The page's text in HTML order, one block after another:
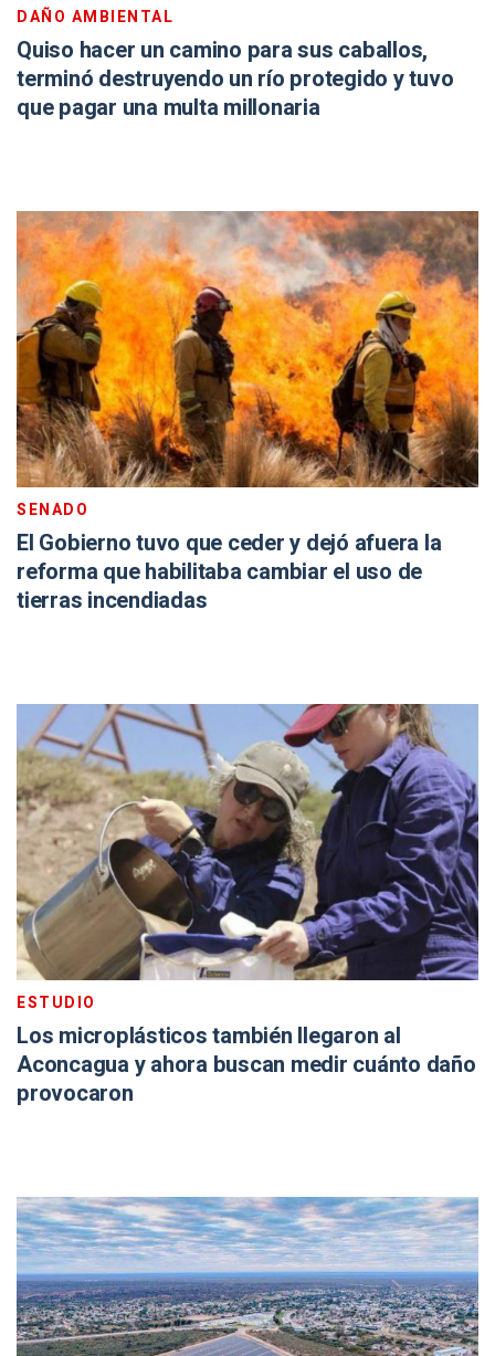
DAÑO AMBIENTAL
Quiso hacer un camino para sus caballos,
terminó destruyendo un río protegido y tuvo
que pagar una multa millonaria
SENADO
El Gobierno tuvo que ceder y dejó afuera la
reforma que habilitaba cambiar el uso de
tierras incendiadas
ESTUDIO
Los microplásticos también llegaron al
Aconcagua y ahora buscan medir cuánto daño
provocaron